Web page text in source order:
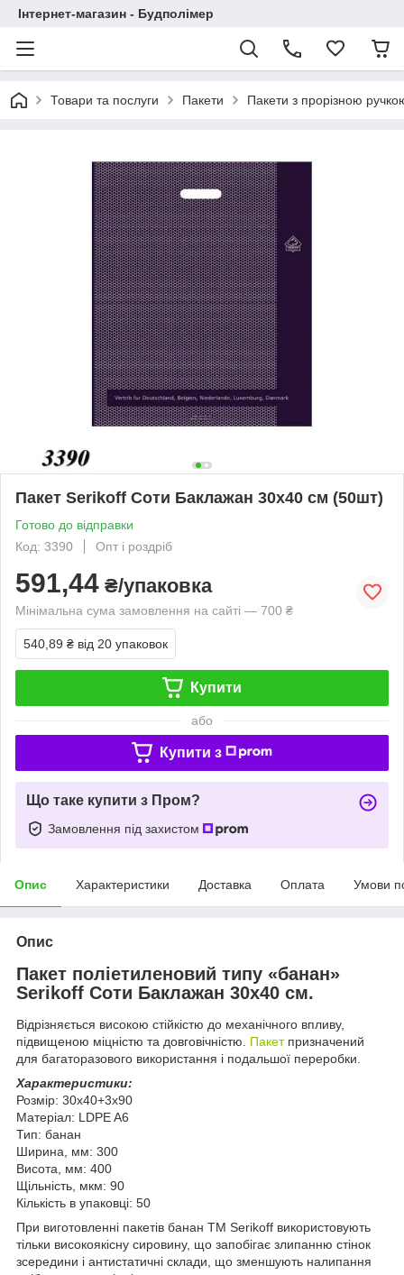
Інтернет-магазин - Будполімер
Товари та послуги Пакети Пакети з прорізною
Пакет Serikoff Соти Баклажан 30х40 см (50шт)
Готово до відправки
Код: 3390
Опт і роздріб
591,44 ₴/упаковка
Мінімальна сума замовлення на сайті — 700 ₴
540,89 ₴ від 20 упаковок
Купити
або
Купити з
Що таке купити з Пром?
Замовлення під захистом
Опис Характеристики Доставка Оплата Умови
Опис
Пакет поліетиленовий типу «банан»
Serikoff Соти Баклажан 30х40 см.
Відрізняється високою стійкістю до механічного впливу,
підвищеною міцністю та довговічністю. Пакетпризначений
для багаторазового використання і подальшої переробки.
Характеристики:
Розмір: 30х40+3х90
Матеріал: LDPE A6
Тип: банан
Ширина, мм: 300
Висота, мм: 400
Щільність, мкм: 90
Кількість в упаковці: 50
При виготовленні пакетів банан ТМ Serikoff використовують
тільки високоякісну сировину, що запобігає злипанню стінок
зсередини і антистатичні склади, що зменшують налипання